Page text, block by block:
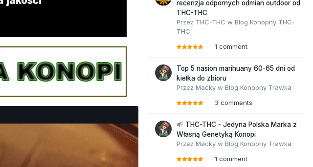
recenzja odpornych odmian outdoor od
THC-THC
Przez THC-THC w Blog Konopny THC-
THC
1 comment
Top 5 nasion marihuany 60-65 dni od
kiełka do zbioru
Przez Macky w Blog Konopny Trawka
3 comments
🌱 THC-THC - Jedyna Polska Marka z
Własną Genetyką Konopi
Przez Macky w Blog Konopny Trawka
1 comment